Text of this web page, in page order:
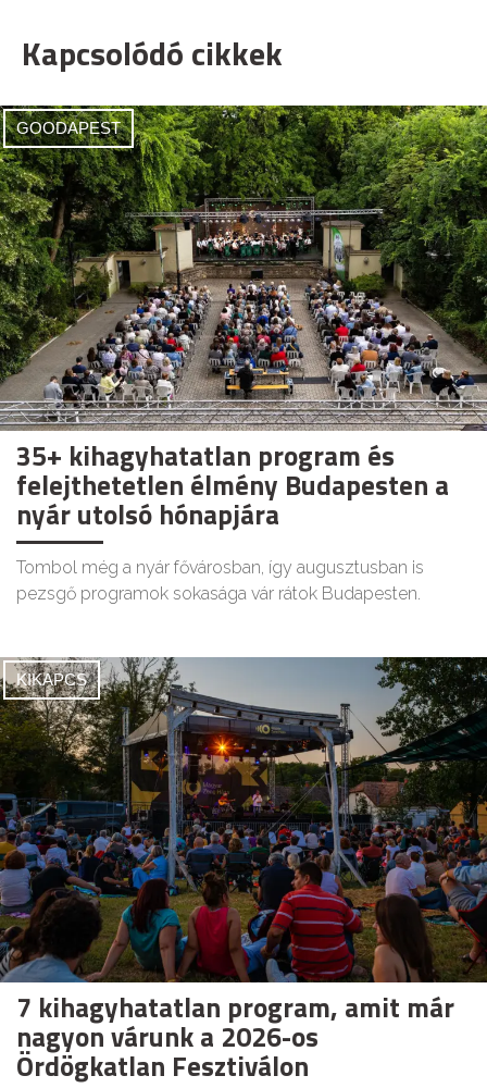
Kapcsolódó cikkek
GOODAPEST
35+ kihagyhatatlan program és
felejthetetlen élmény Budapesten a
nyár utolsó hónapjára
Tombol még a nyár fővárosban, így augusztusban is
pezsgő programok sokasága vár rátok Budapesten.
KIKAPCS
7 kihagyhatatlan program, amit már
nagyon várunk a 2026-os
Ördögkatlan Fesztiválon